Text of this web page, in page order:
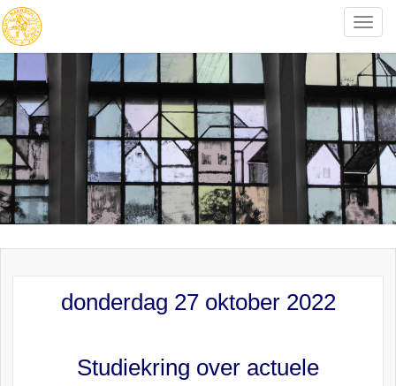
Toggle
donderdag 27 oktober 2022
Studiekring over actuele